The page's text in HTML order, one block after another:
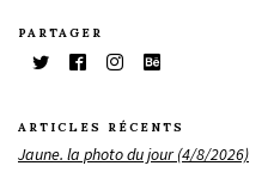
PARTAGER
ARTICLES RÉCENTS
Jaune. la photo du jour (4/8/2026)